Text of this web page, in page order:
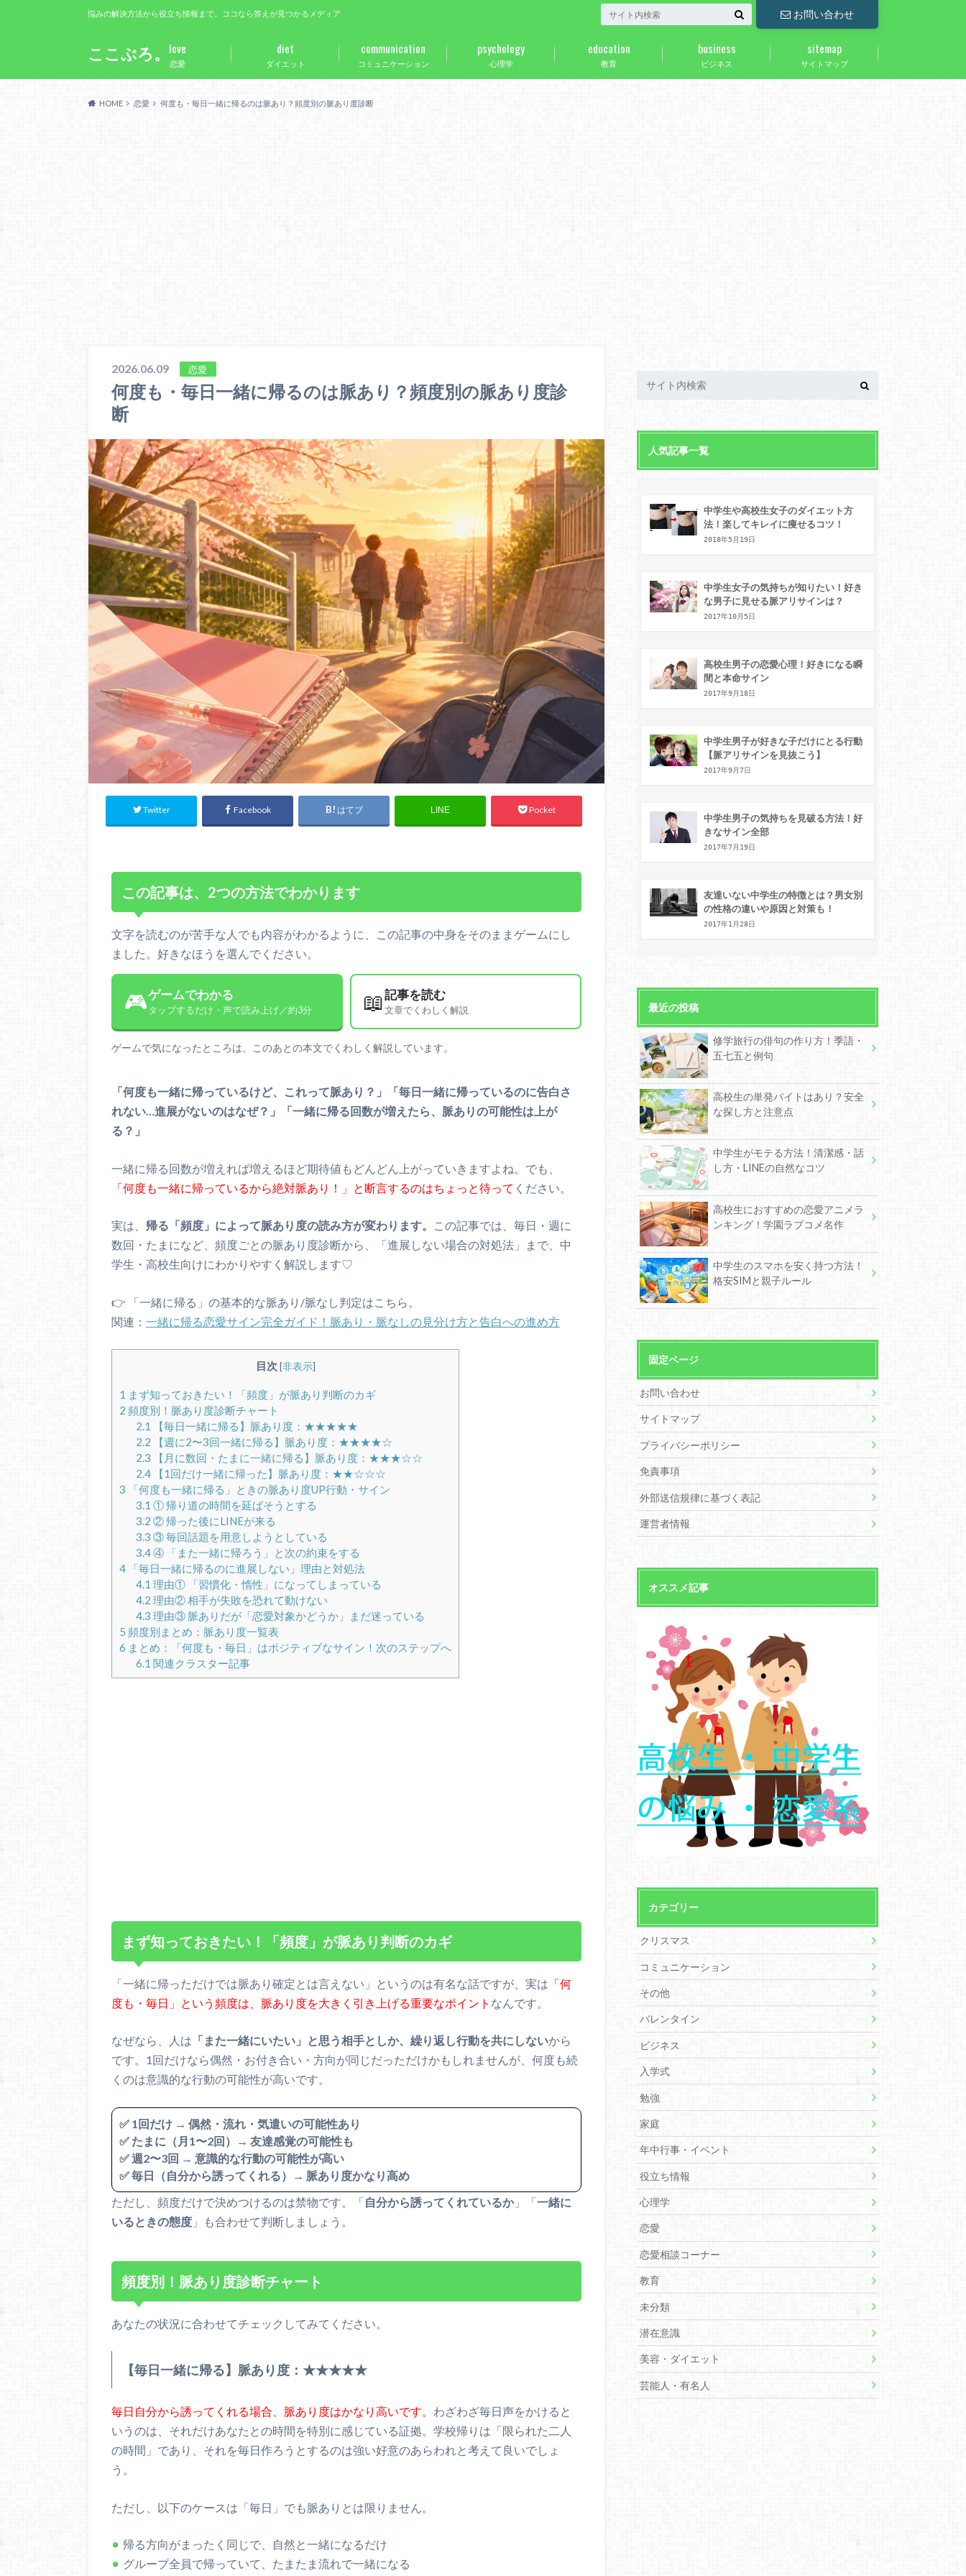
ここぶろ。
悩みの解決方法から役立ち情報まで。ココなら答えが見つかるメディア お問い合わせ
恋愛
love
ダイエット
diet
コミュニケーション
communication
心理学
psychology
教育
education
ビジネス
business
サイトマップ
sitemap
HOME 恋愛 何度も・毎日一緒に帰るのは脈あり？頻度別の脈あり度診断
2026.06.09 恋愛
何度も・毎日一緒に帰るのは脈あり？頻度別の脈あり度診
断
Twitter Facebook はてブ LINE Pocket
この記事は、2つの方法でわかります
文字を読むのが苦手な人でも内容がわかるように、この記事の中身をそのままゲームにし
ました。好きなほうを選んでください。
🎮ゲームでわかる
タップするだけ・声で読み上げ／約3分 📖記事を読む
文章でくわしく解説
ゲームで気になったところは、このあとの本文でくわしく解説しています。
「何度も一緒に帰っているけど、これって脈あり？」「毎日一緒に帰っているのに告白さ
れない…進展がないのはなぜ？」「一緒に帰る回数が増えたら、脈ありの可能性は上が
る？」
一緒に帰る回数が増えれば増えるほど期待値もどんどん上がっていきますよね。でも、
「何度も一緒に帰っているから絶対脈あり！」と断言するのはちょっと待って ください。
実は、 帰る「頻度」によって脈あり度の読み方が変わります。
この記事では、毎日・週に
数回・たまになど、頻度ごとの脈あり度診断から、「進展しない場合の対処法」まで、中
学生・高校生向けにわかりやすく解説します♡
👉 「一緒に帰る」の基本的な脈あり/脈なし判定はこちら。
関連： 一緒に帰る恋愛サイン完全ガイド！脈あり・脈なしの見分け方と告白への進め方
目次 [非表示]
1 まず知っておきたい！「頻度」が脈あり判断のカギ
2 頻度別！脈あり度診断チャート
2.1
【毎日一緒に帰る】脈あり度：★★★★★
2.2 【週に2〜3回一緒に帰る】脈あり度：★★★★☆
2.3 【月に数回・たまに一緒に帰る】脈あり度：★★★☆☆
2.4【1回だけ一緒に帰った】脈あり度：★★☆☆☆
3 「何度も一緒に帰る」ときの脈あり度UP行動・サイン
3.1 ① 帰り道の時間を延ばそうとする
3.2 ② 帰った後にLINEが来る
3.3 ③ 毎回話題を用意しようとしている
3.4④ 「また一緒に帰ろう」と次の約束をする
4 「毎日一緒に帰るのに進展しない」理由と対処法
4.1 理由① 「習慣化・惰性」になってしまっている
4.2 理由② 相手が失敗を恐れて動けない
4.3 理由③ 脈ありだが「恋愛対象かどうか」まだ迷っている
5 頻度別まとめ：脈あり度一覧表
6 まとめ：「何度も・毎日」はポジティブなサイン！次のステップへ
6.1 関連クラスター記事
まず知っておきたい！「頻度」が脈あり判断のカギ
「一緒に帰っただけでは脈あり確定とは言えない」というのは有名な話ですが、実は 「何
度も・毎日」という頻度は、脈あり度を大きく引き上げる重要なポイント なんです。
なぜなら、人は 「また一緒にいたい」と思う相手としか、繰り返し行動を共にしないから
です。1回だけなら偶然・お付き合い・方向が同じだっただけかもしれませんが、何度も続
くのは意識的な行動の可能性が高いです。
✅ 1回だけ → 偶然・流れ・気遣いの可能性あり
✅ たまに（月1〜2回）→ 友達感覚の可能性も
✅ 週2〜3回 → 意識的な行動の可能性が高い
✅ 毎日（自分から誘ってくれる）→ 脈あり度かなり高め
ただし、頻度だけで決めつけるのは禁物です。「自分から誘ってくれているか」「一緒に
いるときの態度 」も合わせて判断しましょう。
頻度別！脈あり度診断チャート
あなたの状況に合わせてチェックしてみてください。
【毎日一緒に帰る】脈あり度：★★★★★
毎日自分から誘ってくれる場合、脈あり度はかなり高いです。 わざわざ毎日声をかけると
いうのは、それだけあなたとの時間を特別に感じている証拠。学校帰りは「限られた二人
の時間」であり、それを毎日作ろうとするのは強い好意のあらわれと考えて良いでしょ
う。
ただし、以下のケースは「毎日」でも脈ありとは限りません。
帰る方向がまったく同じで、自然と一緒になるだけ
グループ全員で帰っていて、たまたま流れで一緒になる
人気記事一覧
中学生や高校生女子のダイエット方
法！楽してキレイに痩せるコツ！
2018年5月19日
中学生女子の気持ちが知りたい！好き
な男子に見せる脈アリサインは？
2017年10月5日
高校生男子の恋愛心理！好きになる瞬
間と本命サイン
2017年9月18日
中学生男子が好きな子だけにとる行動
【脈アリサインを見抜こう】
2017年9月7日
中学生男子の気持ちを見破る方法！好
きなサイン全部
2017年7月19日
友達いない中学生の特徴とは？男女別
の性格の違いや原因と対策も！
2017年1月28日
最近の投稿
修学旅行の俳句の作り方！季語・
五七五と例句
高校生の単発バイトはあり？安全
な探し方と注意点
中学生がモテる方法！清潔感・話
し方・LINEの自然なコツ
高校生におすすめの恋愛アニメラ
ンキング！学園ラブコメ名作
中学生のスマホを安く持つ方法！
格安SIMと親子ルール
固定ページ
お問い合わせ
サイトマップ
プライバシーポリシー
免責事項
外部送信規律に基づく表記
運営者情報
オススメ記事
カテゴリー
クリスマス
コミュニケーション
その他
バレンタイン
ビジネス
入学式
勉強
家庭
年中行事・イベント
役立ち情報
心理学
恋愛
恋愛相談コーナー
教育
未分類
潜在意識
美容・ダイエット
芸能人・有名人